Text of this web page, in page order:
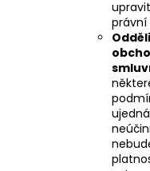
právní